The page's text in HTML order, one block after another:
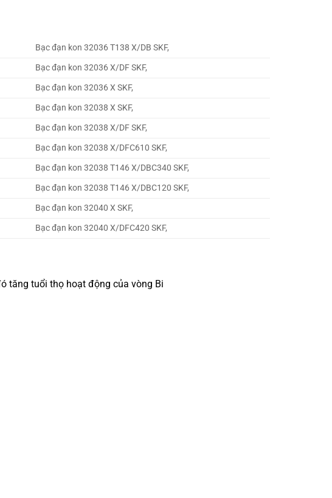
Bạc đạn kon 32036 T138 X/DB SKF,
Bạc đạn kon 32036 X/DF SKF,
Bạc đạn kon 32036 X SKF,
Bạc đạn kon 32038 X SKF,
Bạc đạn kon 32038 X/DF SKF,
Bạc đạn kon 32038 X/DFC610 SKF,
Bạc đạn kon 32038 T146 X/DBC340 SKF,
Bạc đạn kon 32038 T146 X/DBC120 SKF,
Bạc đạn kon 32040 X SKF,
Bạc đạn kon 32040 X/DFC420 SKF,
tăng tuổi thọ hoạt động của vòng Bi